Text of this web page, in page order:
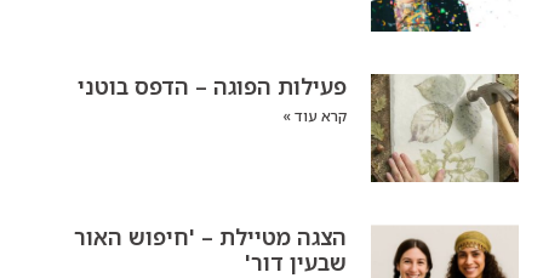
פעילות הפוגה – הדפס בוטני
קרא עוד »
הצגה מטיילת – 'חיפוש האור
שבעין דור'